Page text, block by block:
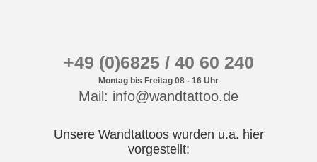
+49 (0)6825 / 40 60 240
Montag bis Freitag 08 - 16 Uhr
Mail: info@wandtattoo.de
Unsere Wandtattoos wurden u.a. hier
vorgestellt: